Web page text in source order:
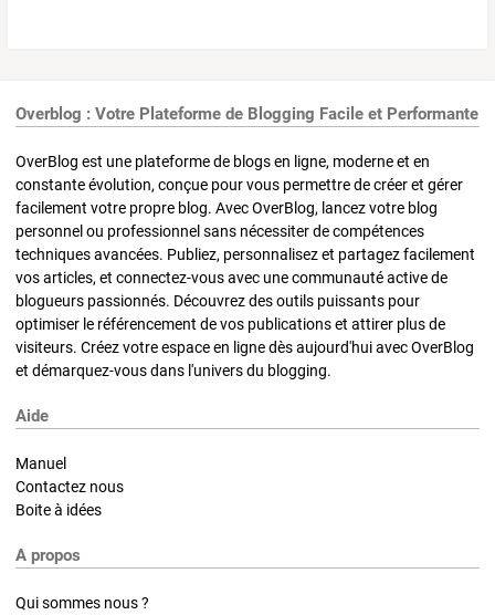
Overblog : Votre Plateforme de Blogging Facile et Performante
OverBlog est une plateforme de blogs en ligne, moderne et en
constante évolution, conçue pour vous permettre de créer et gérer
facilement votre propre blog. Avec OverBlog, lancez votre blog
personnel ou professionnel sans nécessiter de compétences
techniques avancées. Publiez, personnalisez et partagez facilement
vos articles, et connectez-vous avec une communauté active de
blogueurs passionnés. Découvrez des outils puissants pour
optimiser le référencement de vos publications et attirer plus de
visiteurs. Créez votre espace en ligne dès aujourd'hui avec OverBlog
et démarquez-vous dans l'univers du blogging.
Aide
Manuel
Contactez nous
Boite à idées
A propos
Qui sommes nous ?